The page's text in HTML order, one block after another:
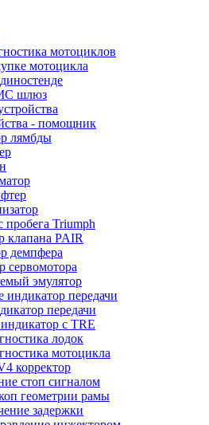
мотоциклов
мотоцикла
шлюз
- помощник
лямбды
пробега Triumph
клапана PAIR
демпфера
сервомотора
эмулятор
индикатор передачи
передачи
с TRE
лодок
мотоцикла
корректор
стоп сигналом
геометрии рамы
задержки